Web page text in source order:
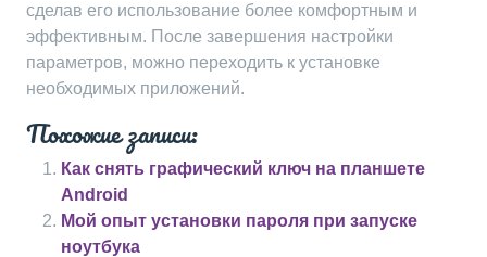
сделав его использование более комфортным и
эффективным. После завершения настройки
параметров, можно переходить к установке
необходимых приложений.
Похожие записи:
Как снять графический ключ на планшете
Android
Мой опыт установки пароля при запуске
ноутбука